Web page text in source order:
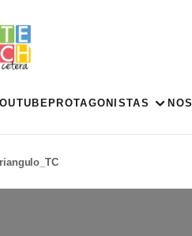
PROTAGONISTAS